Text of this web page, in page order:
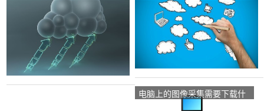
理需要哪些数学基础？
电脑上的图像采集需要下载什